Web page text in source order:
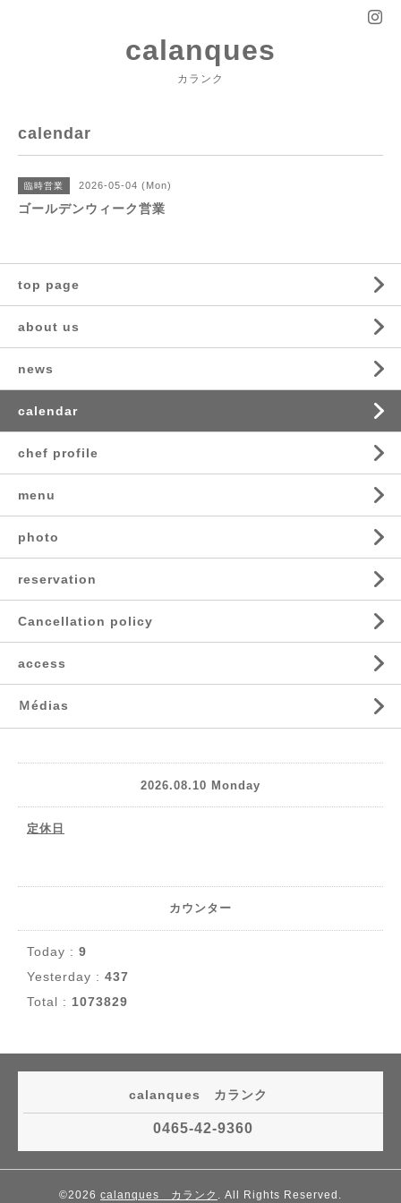
calanques
カランク
calendar
臨時営業 2026-05-04 (Mon)
ゴールデンウィーク営業
top page
about us
news
calendar
chef profile
menu
photo
reservation
Cancellation policy
access
Ｍédias
2026.08.10 Monday
定休日
カウンター
Today : 9
Yesterday : 437
Total : 1073829
calanques カランク
0465-42-9360
©2026 calanques カランク . All Rights Reserved.